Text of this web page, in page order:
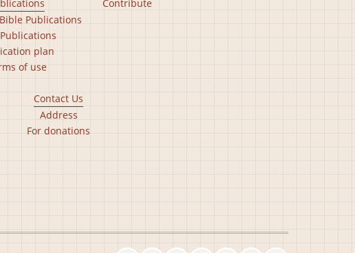
Publications
plan
of use
Contribute
Contact Us
Address
For donations